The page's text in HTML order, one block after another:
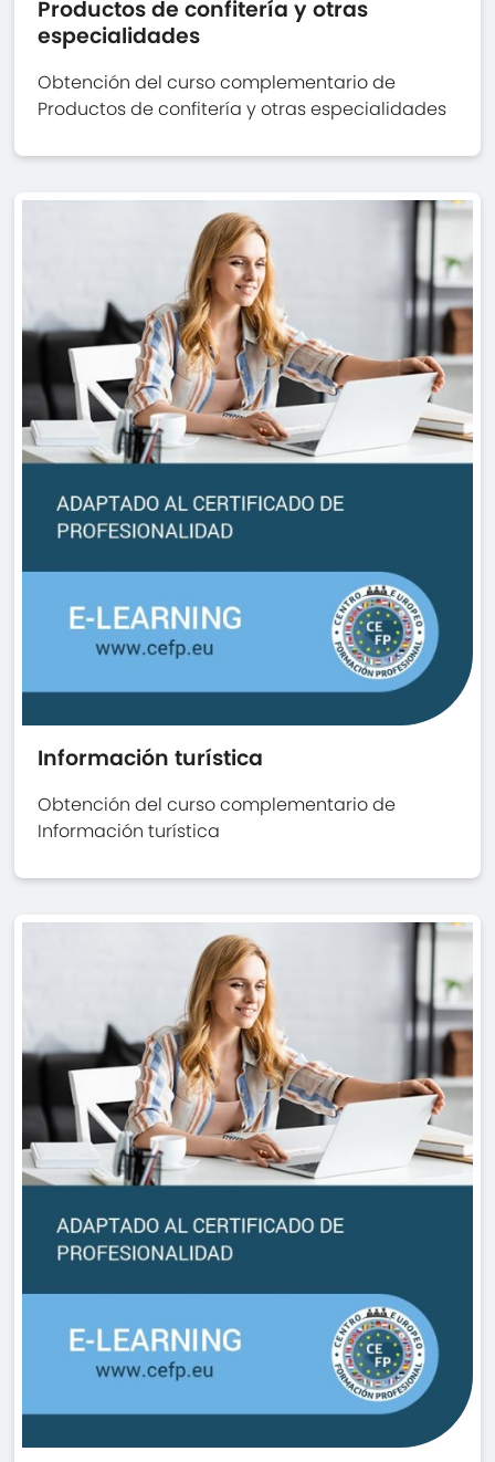
Productos de confitería y otras
especialidades
Obtención del curso complementario de
Productos de confitería y otras especialidades
Información turística
Obtención del curso complementario de
Información turística